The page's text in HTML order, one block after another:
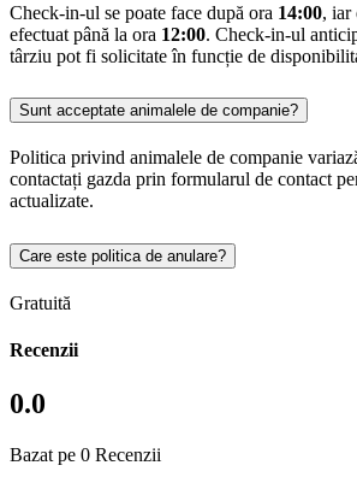
Check-in-ul se poate face după ora 14:00, iar
efectuat până la ora 12:00. Check-in-ul
târziu pot fi solicitate în funcție de
Sunt acceptate animalele de companie?
Politica privind animalele de companie
contactați gazda prin formularul de contact
actualizate.
Care este politica de anulare?
Gratuită
Recenzii
0.0
Bazat pe 0 Recenzii